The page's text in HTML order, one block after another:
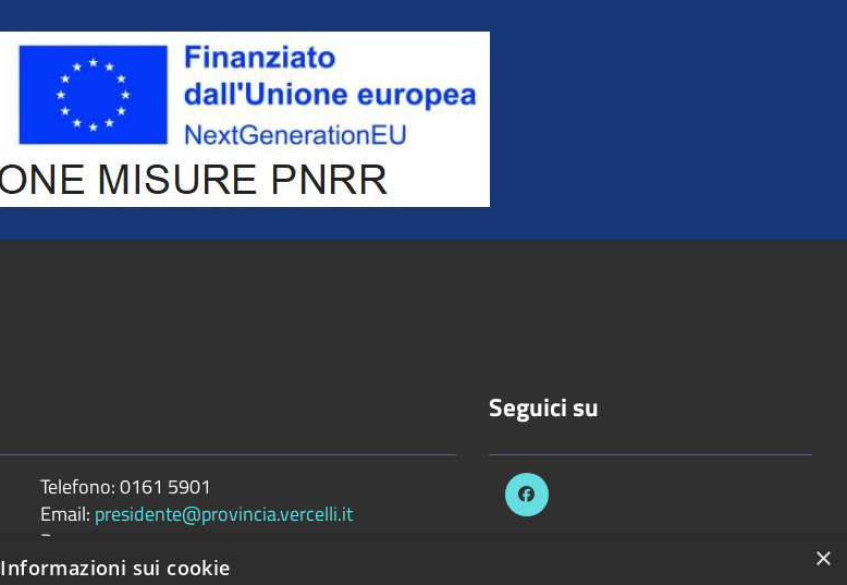
Telefono:0161 5901
Email: presidente@provincia.vercelli.it
Pec:
presidenza.provincia@cert.provincia.vercelli.it
Seguici su
×
Informazioni sui cookie